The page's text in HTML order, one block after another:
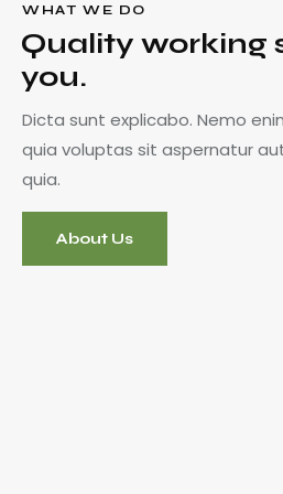
WHAT WE DO
Quality working
you.
Dicta sunt explicabo. Nemo
quia voluptas sit aspernatur
quia.
About Us